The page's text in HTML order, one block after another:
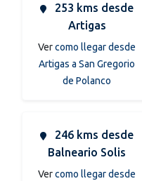
253 kms desde
Artigas
Vercomo llegar desde
Artigas a San Gregorio
de Polanco
246 kms desde
Balneario Solis
Vercomo llegar desde